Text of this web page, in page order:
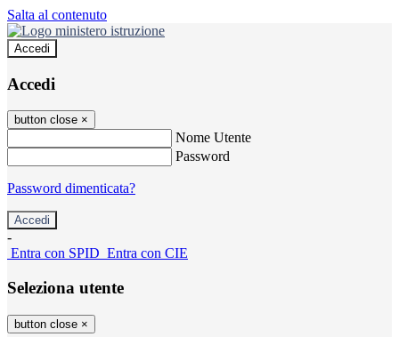
Salta al contenuto
Accedi
Accedi
button close ×
Nome Utente
Password
Password dimenticata?
-
Entra con SPID Entra con CIE
Seleziona utente
button close ×